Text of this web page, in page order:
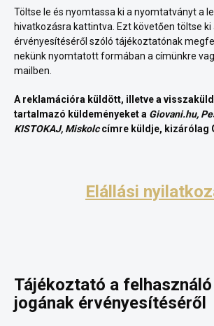
Töltse le és nyomtassa ki a nyomtatványt a
hivatkozásra kattintva. Ezt követően töltse ki
érvényesítéséről szóló tájékoztatónak
nekünk nyomtatott formában a címünkre
mailben.
A reklamációra küldött, illetve a
tartalmazó küldeményeket a Giovani.hu,
KISTOKAJ, Miskolccímre küldje, kizárólag
Elállási
Tájékoztató a
jogának érvényesítéséről